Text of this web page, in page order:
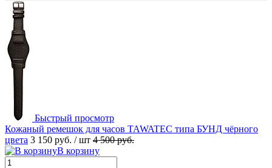
Быстрый просмотр
Кожаный ремешок для часов TAWATEC типа БУНД чёрного
цвета 3 150 руб. / шт 4 500 руб.
В корзину